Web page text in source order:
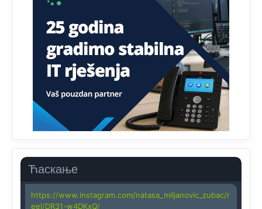
Ћаскање
Uvođenje pravila da se umjesto dosadašnjeg znaka "X"
(krstića) kružić ispred kandidata mora u potpunosti
obojiti (popuniti) uvedeno je isključivo zbog tehničkih
zahtjeva optičkih skenera.
Анонимно2818605 јуче
11:45
Ovo pravilo jeste unijelo opravdan strah, posebno kada
su u pitanju starije osobe, osobe sa slabijim vidom ili
drhtavom rukom
Анонимно2819033 јуче 12:24
Yes,nekada je bila corava kutija za IZBORE a danas su
coravi biraci.
Анонимно2819162
https://www.instagram.com/natasa_miljanovic_zubac/r
eel/DR31-w4DKxQ/